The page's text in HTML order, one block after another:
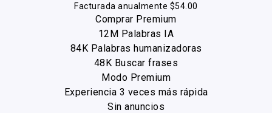
Facturada anualmente $54.00
Comprar Premium
12M Palabras IA
84K Palabras humanizadoras
48K Buscar frases
Modo Premium
Experiencia 3 veces más rápida
Sin anuncios